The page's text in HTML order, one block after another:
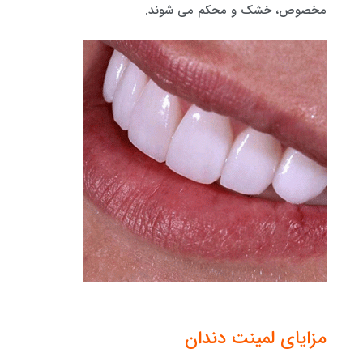
مخصوص، خشک و محکم می شوند.
مزایای لمینت دندان